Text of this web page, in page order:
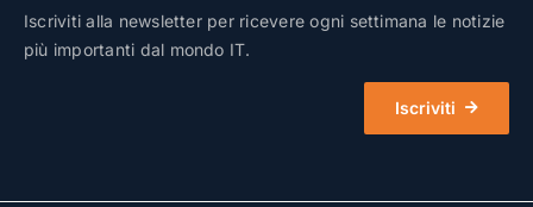
Iscriviti alla newsletter per ricevere ogni settimana le notizie
più importanti dal mondo IT.
Iscriviti